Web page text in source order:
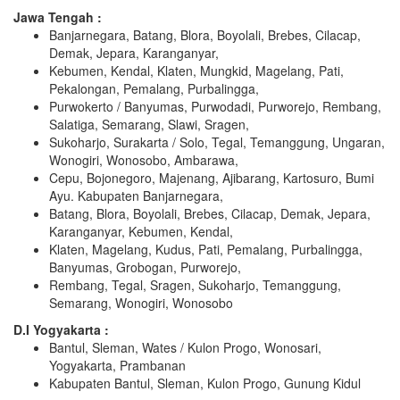
Jawa Tengah :
Banjarnegara, Batang, Blora, Boyolali, Brebes, Cilacap,
Demak, Jepara, Karanganyar,
Kebumen, Kendal, Klaten, Mungkid, Magelang, Pati,
Pekalongan, Pemalang, Purbalingga,
Purwokerto / Banyumas, Purwodadi, Purworejo, Rembang,
Salatiga, Semarang, Slawi, Sragen,
Sukoharjo, Surakarta / Solo, Tegal, Temanggung, Ungaran,
Wonogiri, Wonosobo, Ambarawa,
Cepu, Bojonegoro, Majenang, Ajibarang, Kartosuro, Bumi
Ayu. Kabupaten Banjarnegara,
Batang, Blora, Boyolali, Brebes, Cilacap, Demak, Jepara,
Karanganyar, Kebumen, Kendal,
Klaten, Magelang, Kudus, Pati, Pemalang, Purbalingga,
Banyumas, Grobogan, Purworejo,
Rembang, Tegal, Sragen, Sukoharjo, Temanggung,
Semarang, Wonogiri, Wonosobo
D.I Yogyakarta :
Bantul, Sleman, Wates / Kulon Progo, Wonosari,
Yogyakarta, Prambanan
Kabupaten Bantul, Sleman, Kulon Progo, Gunung Kidul